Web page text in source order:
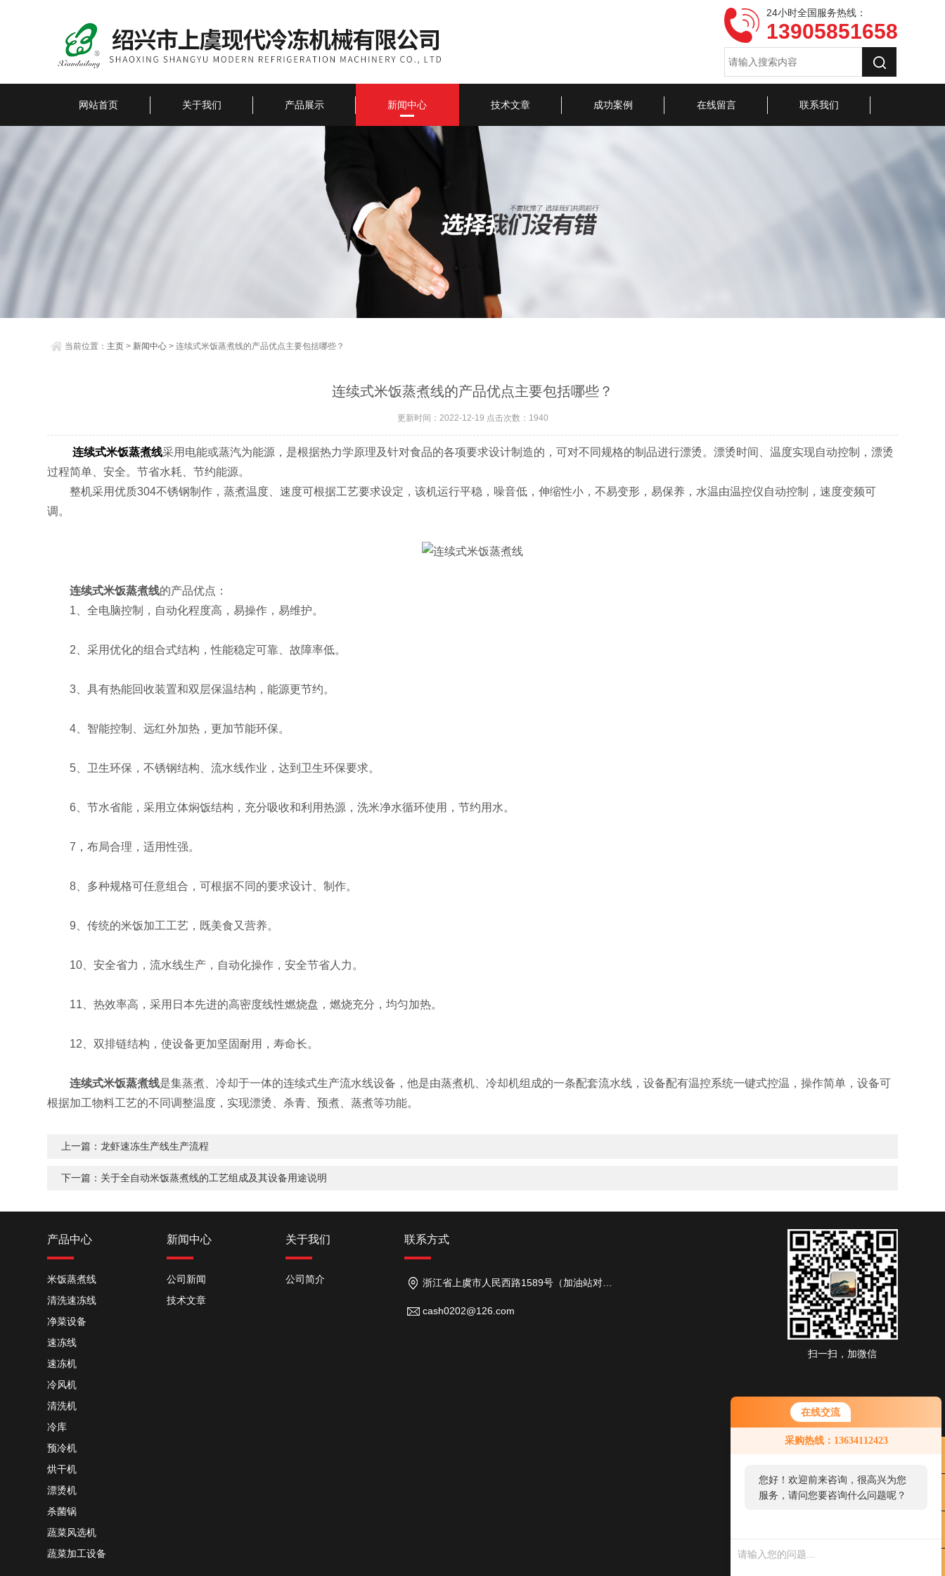
在线交流
采购热线：13634112423
您好！欢迎前来咨询，很高兴为您
服务，请问您要咨询什么问题呢？
好，
看您
24小时全国服务热线：
13905851658
网站首页 关于我们 产品展示 新闻中心 技术文章 成功案例 在线留言 联系我们
当前位置： 主页 > 新闻中心 > 连续式米饭蒸煮线的产品优点主要包括哪些？
连续式米饭蒸煮线的产品优点主要包括哪些？
更新时间：2022-12-19 点击次数：1940
连续式米饭蒸煮线采用电能或蒸汽为能源，是根据热力学原理及针对食品的各项要求设计制造的，可对不同规格的制品进行漂烫。漂烫时间、温度实现自动控制，漂烫
过程简单、安全。节省水耗、节约能源。
整机采用优质304不锈钢制作，蒸煮温度、速度可根据工艺要求设定，该机运行平稳，噪音低，伸缩性小，不易变形，易保养，水温由温控仪自动控制，速度变频可
调。
连续式米饭蒸煮线的产品优点：
1、全电脑控制，自动化程度高，易操作，易维护。
2、采用优化的组合式结构，性能稳定可靠、故障率低。
3、具有热能回收装置和双层保温结构，能源更节约。
4、智能控制、远红外加热，更加节能环保。
5、卫生环保，不锈钢结构、流水线作业，达到卫生环保要求。
6、节水省能，采用立体焖饭结构，充分吸收和利用热源，洗米净水循环使用，节约用水。
7，布局合理，适用性强。
8、多种规格可任意组合，可根据不同的要求设计、制作。
9、传统的米饭加工工艺，既美食又营养。
10、安全省力，流水线生产，自动化操作，安全节省人力。
11、热效率高，采用日本先进的高密度线性燃烧盘，燃烧充分，均匀加热。
12、双排链结构，使设备更加坚固耐用，寿命长。
连续式米饭蒸煮线是集蒸煮、冷却于一体的连续式生产流水线设备，他是由蒸煮机、冷却机组成的一条配套流水线，设备配有温控系统一键式控温，操作简单，设备可
根据加工物料工艺的不同调整温度，实现漂烫、杀青、预煮、蒸煮等功能。
上一篇：龙虾速冻生产线生产流程
下一篇： 关于全自动米饭蒸煮线的工艺组成及其设备用途说明
产品中心
米饭蒸煮线
清洗速冻线
净菜设备
速冻线
速冻机
冷风机
清洗机
冷库
预冷机
烘干机
漂烫机
杀菌锅
蔬菜风选机
蔬菜加工设备
新闻中心
公司新闻
技术文章
关于我们
公司简介
联系方式
浙江省上虞市人民西路1589号（加油站对面）
cash0202@126.com
扫一扫，加微信